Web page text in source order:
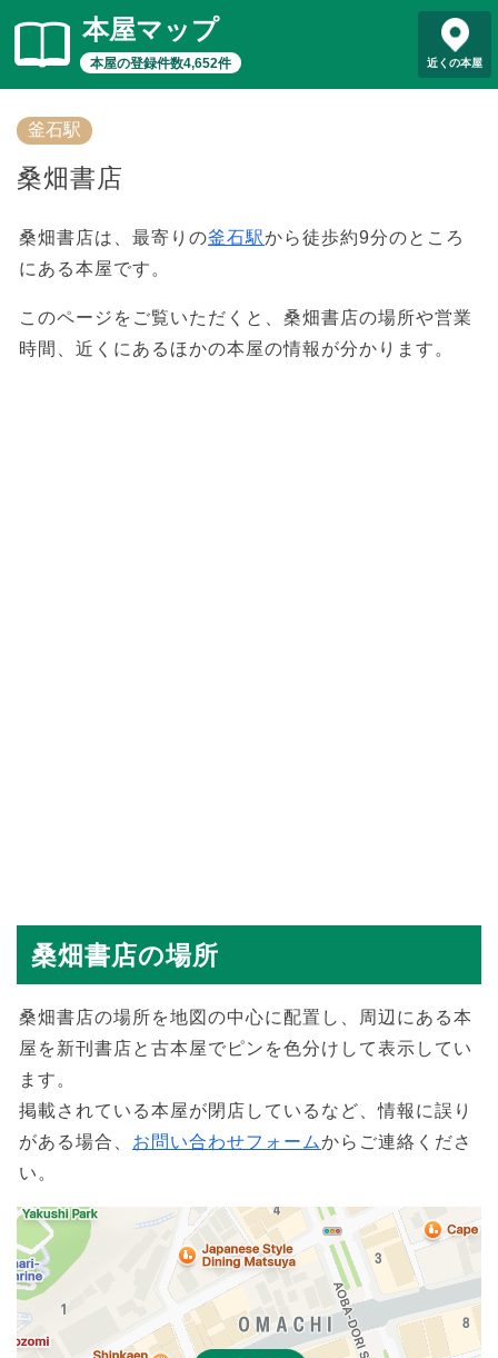
本屋マップ
本屋の登録件数4,652件 近くの本屋
釜石駅
桑畑書店
桑畑書店は、最寄りの釜石駅から徒歩約9分のところ
にある本屋です。
このページをご覧いただくと、桑畑書店の場所や営業
時間、近くにあるほかの本屋の情報が分かります。
桑畑書店の場所
桑畑書店の場所を地図の中心に配置し、周辺にある本
屋を新刊書店と古本屋でピンを色分けして表示してい
ます。
掲載されている本屋が閉店しているなど、情報に誤り
がある場合、 お問い合わせフォームからご連絡くださ
い。